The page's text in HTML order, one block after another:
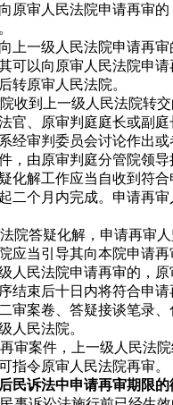
原审人民法院申请再审
上一级人民法院申请再审
可以向原审人民法院申请
转原审人民法院。
收到上一级人民法院转
官、原审判庭庭长或副庭
经审判委员会讨论作出
，由原审判庭分管院领导
化解工作应当自收到符
二个月内完成。申请再
院答疑化解，申请再审
应当引导其向本院申请
人民法院申请再审的，
结束后十日内将符合申
审案卷、答疑接谈笔录
人民法院。
审案件，上一级人民法
指令原审人民法院再审。
民诉法中申请再审期限的